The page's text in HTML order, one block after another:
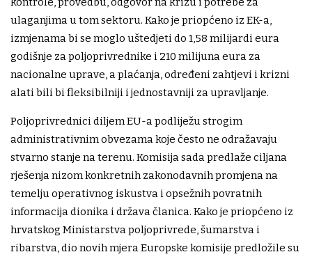
ulaganjima u tom sektoru. Kako je priopćeno iz EK-a,
izmjenama bi se moglo uštedjeti do 1,58 milijardi eura
godišnje za poljoprivrednike i 210 milijuna eura za
nacionalne uprave, a plaćanja, određeni zahtjevi i krizni
alati bili bi fleksibilniji i jednostavniji za upravljanje.
Poljoprivrednici diljem EU-a podliježu strogim
administrativnim obvezama koje često ne odražavaju
stvarno stanje na terenu. Komisija sada predlaže ciljana
rješenja nizom konkretnih zakonodavnih promjena na
temelju operativnog iskustva i opsežnih povratnih
informacija dionika i država članica. Kako je priopćeno iz
hrvatskog Ministarstva poljoprivrede, šumarstva i
ribarstva, dio novih mjera Europske komisije predložile su